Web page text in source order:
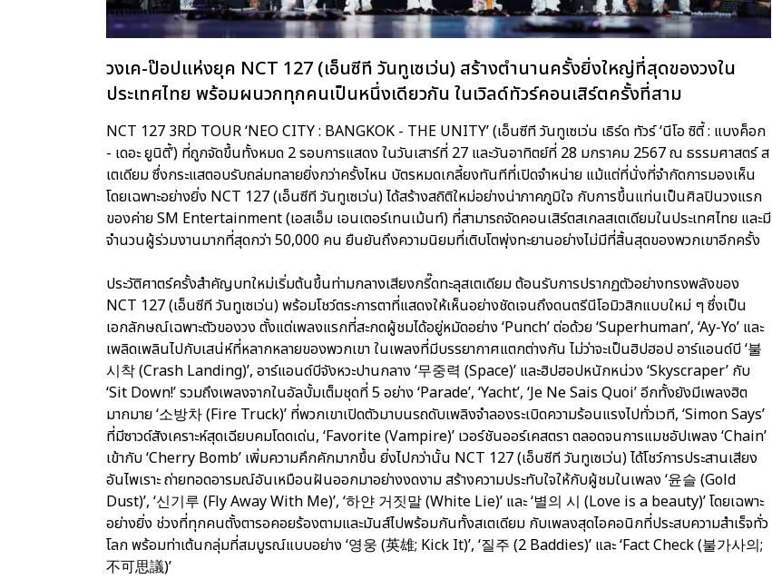
วงเค-ป๊อปแห่งยุค NCT 127 (เอ็นซีที วันทูเซเว่น) สร้างตำนานครั้งยิ่งใหญ่ที่สุดของวงใน
ประเทศไทย พร้อมผนวกทุกคนเป็นหนึ่งเดียวกัน ในเวิลด์ทัวร์คอนเสิร์ตครั้งที่สาม
NCT 127 3RD TOUR ‘NEO CITY : BANGKOK - THE UNITY’ (เอ็นซีที วันทูเซเว่น เธิร์ด ทัวร์ ‘นีโอ ซิตี้ : แบงค็อก
- เดอะ ยูนิตี้’) ที่ถูกจัดขึ้นทั้งหมด 2 รอบการแสดง ในวันเสาร์ที่ 27 และวันอาทิตย์ที่ 28 มกราคม 2567 ณ ธรรมศาสตร์ ส
เตเดียม ซึ่งกระแสตอบรับถล่มทลายยิ่งกว่าครั้งไหน บัตรหมดเกลี้ยงทันทีที่เปิดจำหน่าย แม้แต่ที่นั่งที่จำกัดการมองเห็น
โดยเฉพาะอย่างยิ่ง NCT 127 (เอ็นซีที วันทูเซเว่น) ได้สร้างสถิติใหม่อย่างน่าภาคภูมิใจ กับการขึ้นแท่นเป็นศิลปินวงแรก
ของค่าย SM Entertainment (เอสเอ็ม เอนเตอร์เทนเม้นท์) ที่สามารถจัดคอนเสิร์ตสเกลสเตเดียมในประเทศไทย และมี
จำนวนผู้ร่วมงานมากที่สุดกว่า 50,000 คน ยืนยันถึงความนิยมที่เติบโตพุ่งทะยานอย่างไม่มีที่สิ้นสุดของพวกเขาอีกครั้ง
ประวัติศาตร์ครั้งสำคัญบทใหม่เริ่มต้นขึ้นท่ามกลางเสียงกรี๊ดทะลุสเตเดียม ต้อนรับการปรากฏตัวอย่างทรงพลังของ
NCT 127 (เอ็นซีที วันทูเซเว่น) พร้อมโชว์ตระการตาที่แสดงให้เห็นอย่างชัดเจนถึงดนตรีนีโอมิวสิกแบบใหม่ ๆ ซึ่งเป็น
เอกลักษณ์เฉพาะตัวของวง ตั้งแต่เพลงแรกที่สะกดผู้ชมได้อยู่หมัดอย่าง ‘Punch’ ต่อด้วย ‘Superhuman’, ‘Ay-Yo’ และ
เพลิดเพลินไปกับเสน่ห์ที่หลากหลายของพวกเขา ในเพลงที่มีบรรยากาศแตกต่างกัน ไม่ว่าจะเป็นฮิปฮอป อาร์แอนด์บี ‘불
시착 (Crash Landing)’, อาร์แอนด์บีจังหวะปานกลาง ‘무중력 (Space)’ และฮิปฮอปหนักหน่วง ‘Skyscraper’ กับ
‘Sit Down!’ รวมถึงเพลงจากในอัลบั้มเต็มชุดที่ 5 อย่าง ‘Parade’, ‘Yacht’, ‘Je Ne Sais Quoi’ อีกทั้งยังมีเพลงฮิต
มากมาย ‘소방차 (Fire Truck)’ ที่พวกเขาเปิดตัวมาบนรถดับเพลิงจำลองระเบิดความร้อนแรงไปทั่วเวที, ‘Simon Says’
ที่มีซาวด์สังเคราะห์สุดเฉียบคมโดดเด่น, ‘Favorite (Vampire)’ เวอร์ชันออร์เคสตรา ตลอดจนการแมชอัปเพลง ‘Chain’
เข้ากับ ‘Cherry Bomb’ เพิ่มความคึกคักมากขึ้น ยิ่งไปกว่านั้น NCT 127 (เอ็นซีที วันทูเซเว่น) ได้โชว์การประสานเสียง
อันไพเราะ ถ่ายทอดอารมณ์อันเหมือนฝันออกมาอย่างงดงาม สร้างความประทับใจให้กับผู้ชมในเพลง ‘윤슬 (Gold
Dust)’, ‘신기루 (Fly Away With Me)’, ‘하얀 거짓말 (White Lie)’ และ ‘별의 시 (Love is a beauty)’ โดยเฉพาะ
อย่างยิ่ง ช่วงที่ทุกคนตั้งตารอคอยร้องตามและมันส์ไปพร้อมกันทั้งสเตเดียม กับเพลงสุดไอคอนิกที่ประสบความสำเร็จทั่ว
โลก พร้อมท่าเต้นกลุ่มที่สมบูรณ์แบบอย่าง ‘영웅 (英雄; Kick It)’, ‘질주 (2 Baddies)’ และ ‘Fact Check (불가사의;
不可思議)’